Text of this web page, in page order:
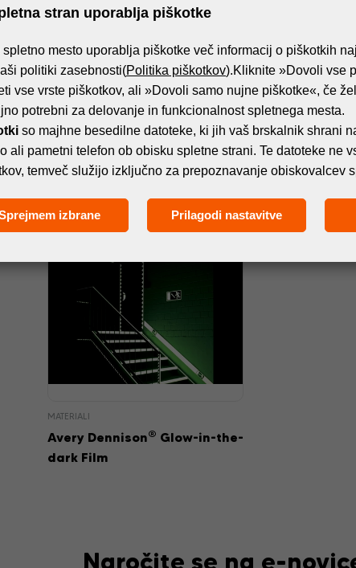
MATERIALI
orangeBoard ChalkMe Black orangeView
MATERIALI
Avery Dennison® Glow-in-the-
dark Film
Naročite se na e-
stran uporablja piškotke
spletno mesto uporablja piškotke več informacij o piškotkih
politiki zasebnosti(Politika piškotkov).Kliknite »Dovoli vse
vse vrste piškotkov, ali »Dovoli samo nujne piškotke«, če
potrebni za delovanje in funkcionalnost spletnega mesta.
so majhne besedilne datoteke, ki jih vaš brskalnik shrani
ali pametni telefon ob obisku spletne strani. Te datoteke ne
temveč služijo izključno za prepoznavanje obiskovalcev
izbrane Prilagodi nastavitve